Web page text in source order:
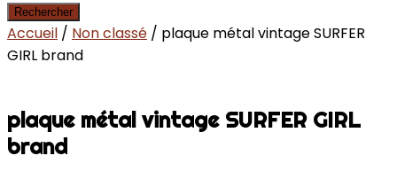
Rechercher
Accueil / Non classé / plaque métal vintage SURFER
GIRL brand
plaque métal vintage SURFER GIRL
brand